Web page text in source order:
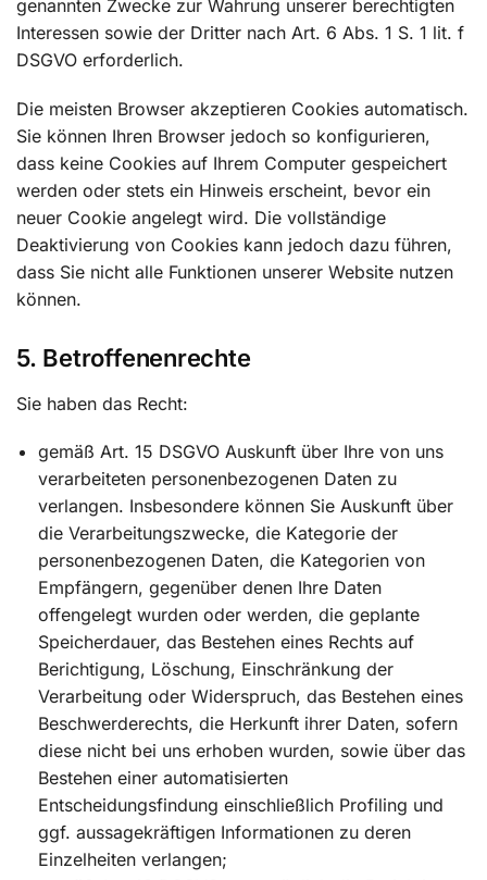
genannten Zwecke zur Wahrung unserer berechtigten
Interessen sowie der Dritter nach Art. 6 Abs. 1 S. 1 lit. f
DSGVO erforderlich.
Die meisten Browser akzeptieren Cookies automatisch.
Sie können Ihren Browser jedoch so konfigurieren,
dass keine Cookies auf Ihrem Computer gespeichert
werden oder stets ein Hinweis erscheint, bevor ein
neuer Cookie angelegt wird. Die vollständige
Deaktivierung von Cookies kann jedoch dazu führen,
dass Sie nicht alle Funktionen unserer Website nutzen
können.
5. Betroffenenrechte
Sie haben das Recht:
gemäß Art. 15 DSGVO Auskunft über Ihre von uns
verarbeiteten personenbezogenen Daten zu
verlangen. Insbesondere können Sie Auskunft über
die Verarbeitungszwecke, die Kategorie der
personenbezogenen Daten, die Kategorien von
Empfängern, gegenüber denen Ihre Daten
offengelegt wurden oder werden, die geplante
Speicherdauer, das Bestehen eines Rechts auf
Berichtigung, Löschung, Einschränkung der
Verarbeitung oder Widerspruch, das Bestehen eines
Beschwerderechts, die Herkunft ihrer Daten, sofern
diese nicht bei uns erhoben wurden, sowie über das
Bestehen einer automatisierten
Entscheidungsfindung einschließlich Profiling und
ggf. aussagekräftigen Informationen zu deren
Einzelheiten verlangen;